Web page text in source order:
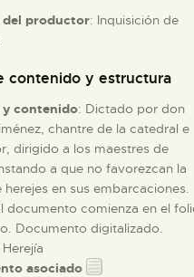
del productor: Inquisición de
contenido y estructura
y contenido: Dictado por don
chantre de la catedral e
dirigido a los maestres de
a que no favorezcan la
herejes en sus embarcaciones.
documento comienza en el
Documento digitalizado.
Herejía
asociado